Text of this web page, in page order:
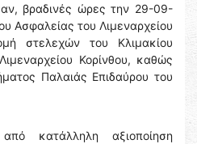
βραδινές ώρες την 29-09-
Ασφαλείας του Λιμεναρχείου
στελεχών του Κλιμακίου
Κορίνθου, καθώς
Παλαιάς Επιδαύρου του
κατάλληλη αξιοποίηση